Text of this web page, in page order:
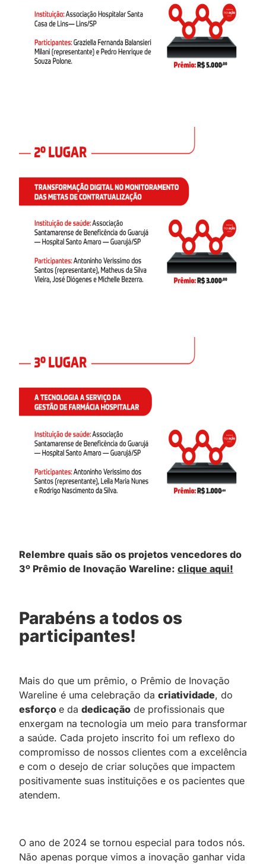
Relembre quais são os projetos vencedores do
3º Prêmio de Inovação Wareline: clique aqui!
Parabéns a todos os
participantes!
Mais do que um prêmio, o Prêmio de Inovação
Wareline é uma celebração da criatividade, do
esforço e da dedicação de profissionais que
enxergam na tecnologia um meio para transformar
a saúde. Cada projeto inscrito foi um reflexo do
compromisso de nossos clientes com a excelência
e com o desejo de criar soluções que impactem
positivamente suas instituições e os pacientes que
atendem.
O ano de 2024 se tornou especial para todos nós.
Não apenas porque vimos a inovação ganhar vida